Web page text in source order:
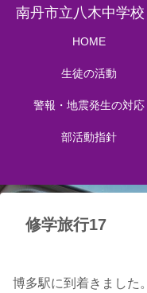
南丹市立八木中学校
HOME
生徒の活動
警報・地震発生の対応
部活動指針
修学旅行17
博多駅に到着きました。